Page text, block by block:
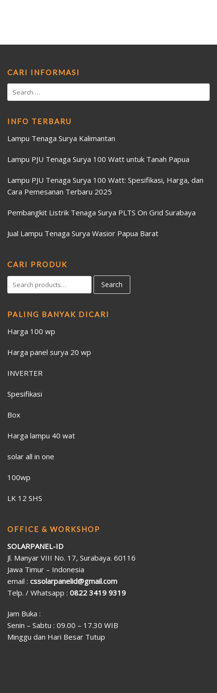
CARI INFORMASI
INFO TERBARU
Lampu Tenaga Surya Kalimantan
Lampu PJU Tenaga Surya 100 Watt untuk Tanah Papua
Lampu PJU Tenaga Surya 100 Watt: Spesifikasi, Harga, dan
Cara Pemesanan Terbaru 2025
Pembangkit Listrik Tenaga Surya PLTS On Grid Surabaya
Jual Lampu Tenaga Surya Wasior Papua Barat
CARI PRODUK
Search
PALING BANYAK DICARI
Harga 100 wp
Harga panel surya 20 wp
INVERTER
Spesifikasi
Box
Harga lampu 40 wat
solar all in one
100wp
LK 12 SHS
OFFICE & WORKSHOP
SOLARPANEL-ID
Jl. Manyar VIII No. 17, Surabaya. 60116
Jawa Timur – Indonesia
email : cssolarpanelid@gmail.com
Telp. / Whatsapp : 0822 3419 9319
Jam Buka :
Senin – Sabtu : 09.00 – 17.30 WIB
Minggu dan Hari Besar Tutup